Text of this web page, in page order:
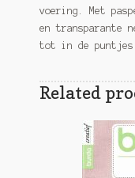
voering. Met
en transparante
tot in de puntjes
Related